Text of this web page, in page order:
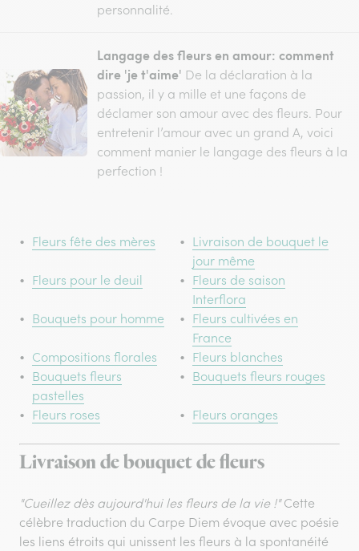
personnalité.
Langage des fleurs en amour: comment
dire 'je t'aime' De la déclaration à la
passion, il y a mille et une façons de
déclamer son amour avec des fleurs. Pour
entretenir l’amour avec un grand A, voici
comment manier le langage des fleurs à la
perfection !
Fleurs fête des mères
Livraison de bouquet le
jour même
Fleurs pour le deuil
Fleurs de saison
Interflora
Bouquets pour homme
Fleurs cultivées en
France
Compositions florales
Fleurs blanches
Bouquets fleurs
pastelles
Bouquets fleurs rouges
Fleurs roses Fleurs oranges
Livraison de bouquet de fleurs
"Cueillez dès aujourd'hui les fleurs de la vie !"Cette
célèbre traduction du Carpe Diem évoque avec poésie
les liens étroits qui unissent les fleurs à la spontanéité